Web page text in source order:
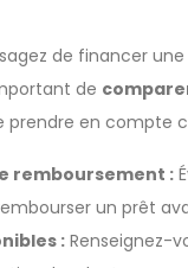
de financer
de
prendre en compte
remboursement :
un prêt
: Renseignez-